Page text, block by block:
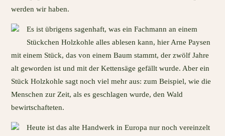
werden wir haben.
Es ist übrigens sagenhaft, was ein Fachmann an einem
Stückchen Holzkohle alles ablesen kann, hier Arne Paysen
mit einem Stück, das von einem Baum stammt, der zwölf Jahre
alt geworden ist und mit der Kettensäge gefällt wurde. Aber ein
Stück Holzkohle sagt noch viel mehr aus: zum Beispiel, wie die
Menschen zur Zeit, als es geschlagen wurde, den Wald
bewirtschafteten.
Heute ist das alte Handwerk in Europa nur noch vereinzelt